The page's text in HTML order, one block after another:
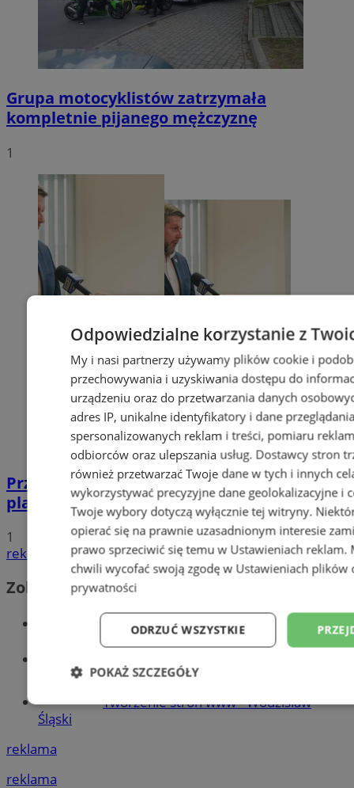
Grupa motocyklistów zatrzymała
kompletnie pijanego mężczyznę
1
Przyszłość Wodzisławia Śląskiego:
planowane inwestycje na 2025 rok
1
reklama
Zobacz również
Wiadomości kryminalne w Wodzisławiu
Tworzenie stron www - Wodzisław
Śląski
reklama
reklama
Odpowiedzialne korzystanie z
My i nasi partnerzy używamy plików cookie i
przechowywania i uzyskiwania dostępu do
urządzeniu oraz do przetwarzania danych
adres IP, unikalne identyfikatory i dane
spersonalizowanych reklam i treści, pomiaru
odbiorców oraz ulepszania usług. Dostawcy stron
również przetwarzać Twoje dane w tych i innych
wykorzystywać precyzyjne dane geolokalizacyjne i
Twoje wybory dotyczą wyłącznie tej witryny.
opierać się na prawnie uzasadnionym interesie
prawo sprzeciwić się temu w Ustawieniach reklam.
chwili wycofać swoją zgodę w Ustawieniach plików
prywatności
ODRZUĆ WSZYSTKIE
POKAŻ SZCZEGÓŁY
Niezbędne Wydajność